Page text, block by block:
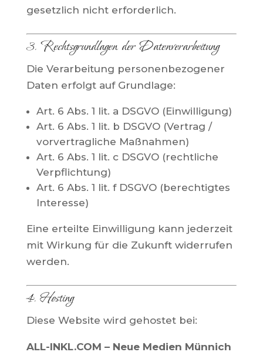
gesetzlich nicht erforderlich.
3. Rechtsgrundlagen der Datenverarbeitung
Die Verarbeitung personenbezogener
Daten erfolgt auf Grundlage:
Art. 6 Abs. 1 lit. a DSGVO (Einwilligung)
Art. 6 Abs. 1 lit. b DSGVO (Vertrag /
vorvertragliche Maßnahmen)
Art. 6 Abs. 1 lit. c DSGVO (rechtliche
Verpflichtung)
Art. 6 Abs. 1 lit. f DSGVO (berechtigtes
Interesse)
Eine erteilte Einwilligung kann jederzeit
mit Wirkung für die Zukunft widerrufen
werden.
4. Hosting
Diese Website wird gehostet bei:
ALL-INKL.COM – Neue Medien Münnich